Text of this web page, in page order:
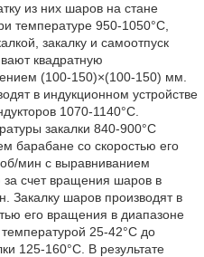
из них шаров на стане
температуре 950-1050°C,
закалку и самоотпуск
квадратную
(100-150)×(100-150) мм.
в индукционном устройстве
1070-1140°C.
закалки 840-900°C
барабане со скоростью его
мин с выравниванием
счет вращения шаров в
Закалку шаров производят в
его вращения в диапазоне
25-42°C до
125-160°C. В результате